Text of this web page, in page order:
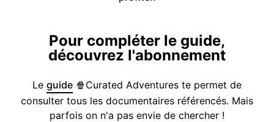
Pour compléter le guide,
découvrez l'abonnement
Le guide 🍿Curated Adventures te permet de
consulter tous les documentaires référencés. Mais
parfois on n'a pas envie de chercher !